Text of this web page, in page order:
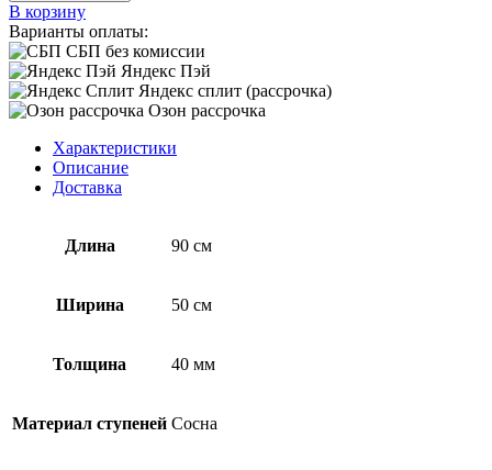
В корзину
Варианты оплаты:
СБП без комиссии
Яндекс Пэй
Яндекс сплит (рассрочка)
Озон рассрочка
Характеристики
Описание
Доставка
Длина 90 см
Ширина 50 см
Толщина 40 мм
Материал ступеней Сосна